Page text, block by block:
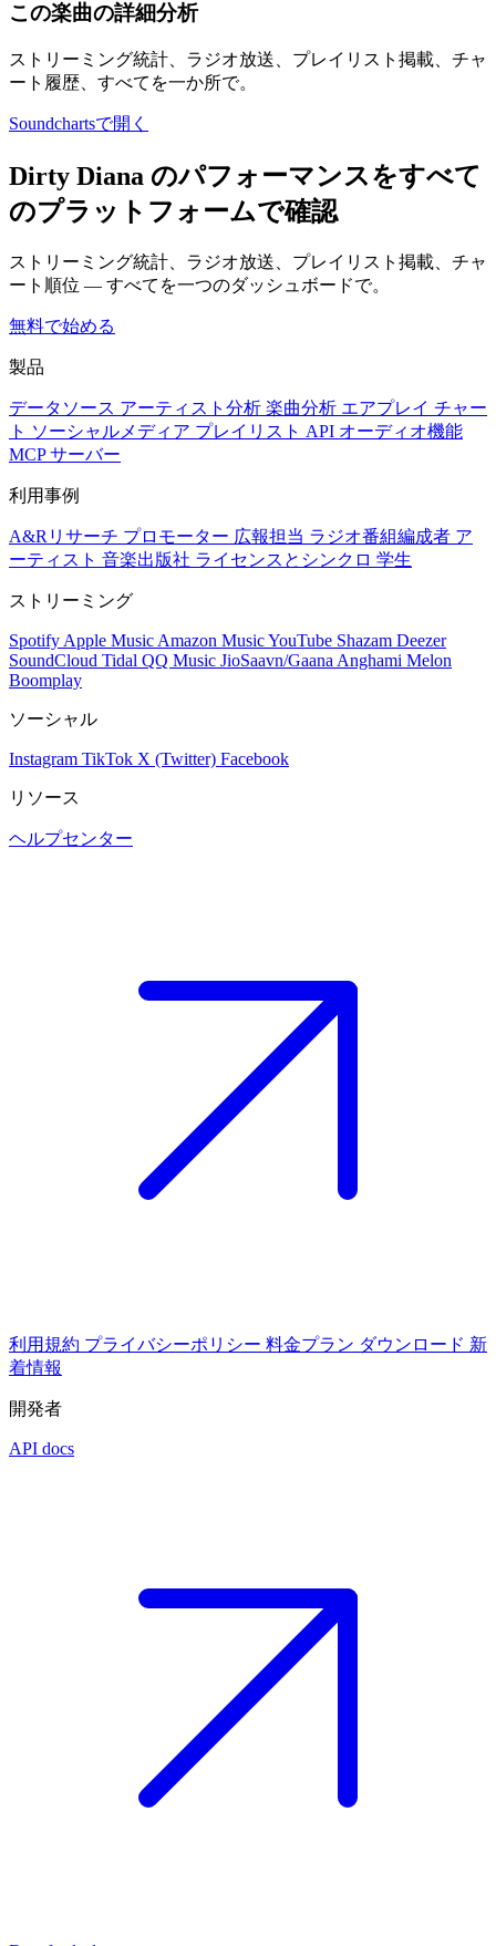
この楽曲の詳細分析
ストリーミング統計、ラジオ放送、プレイリスト掲載、チャ
ート履歴、すべてを一か所で。
Soundchartsで開く
Dirty Diana のパフォーマンスをすべて
のプラットフォームで確認
ストリーミング統計、ラジオ放送、プレイリスト掲載、チャ
ート順位 — すべてを一つのダッシュボードで。
無料で始める
製品
データソース アーティスト分析 楽曲分析 エアプレイ チャー
ト ソーシャルメディア プレイリスト API オーディオ機能
MCP サーバー
利用事例
A&Rリサーチ プロモーター 広報担当 ラジオ番組編成者 ア
ーティスト 音楽出版社 ライセンスとシンクロ 学生
ストリーミング
Spotify Apple Music Amazon MusicYouTube Shazam Deezer
SoundCloud Tidal QQ Music JioSaavn/Gaana Anghami Melon
Boomplay
ソーシャル
Instagram TikTok X (Twitter) Facebook
リソース
ヘルプセンター
利用規約 プライバシーポリシー 料金プラン ダウンロード 新
着情報
開発者
API docs